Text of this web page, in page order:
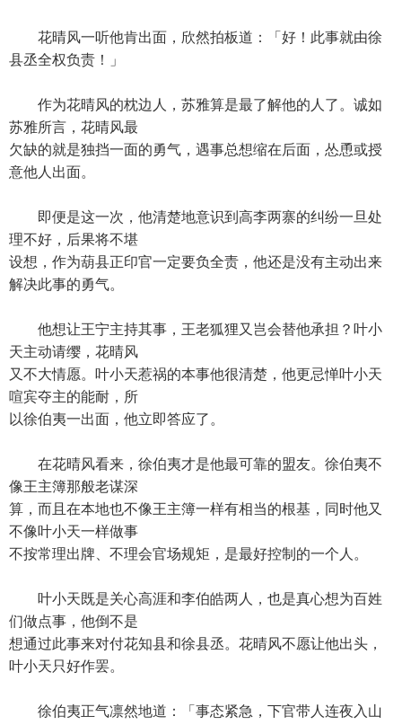
花晴风一听他肯出面，欣然拍板道：「好！此事就由徐
县丞全权负责！」
作为花晴风的枕边人，苏雅算是最了解他的人了。诚如
苏雅所言，花晴风最
欠缺的就是独挡一面的勇气，遇事总想缩在后面，怂恿或授
意他人出面。
即便是这一次，他清楚地意识到高李两寨的纠纷一旦处
理不好，后果将不堪
设想，作为葫县正印官一定要负全责，他还是没有主动出来
解决此事的勇气。
他想让王宁主持其事，王老狐狸又岂会替他承担？叶小
天主动请缨，花晴风
又不大情愿。叶小天惹祸的本事他很清楚，他更忌惮叶小天
喧宾夺主的能耐，所
以徐伯夷一出面，他立即答应了。
在花晴风看来，徐伯夷才是他最可靠的盟友。徐伯夷不
像王主簿那般老谋深
算，而且在本地也不像王主簿一样有相当的根基，同时他又
不像叶小天一样做事
不按常理出牌、不理会官场规矩，是最好控制的一个人。
叶小天既是关心高涯和李伯皓两人，也是真心想为百姓
们做点事，他倒不是
想通过此事来对付花知县和徐县丞。花晴风不愿让他出头，
叶小天只好作罢。
徐伯夷正气凛然地道：「事态紧急，下官带人连夜入山